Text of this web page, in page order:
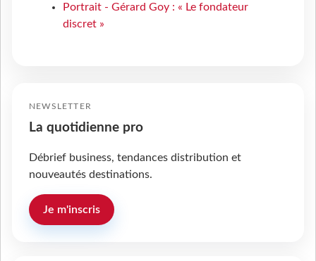
Portrait - Gérard Goy : « Le fondateur
discret »
NEWSLETTER
La quotidienne pro
Débrief business, tendances distribution et
nouveautés destinations.
Je m'inscris